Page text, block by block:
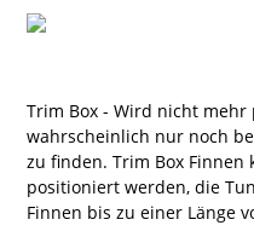
Trim Box - Wird nicht
wahrscheinlich nur noch
zu finden. Trim Box
positioniert werden, die
Finnen bis zu einer Länge